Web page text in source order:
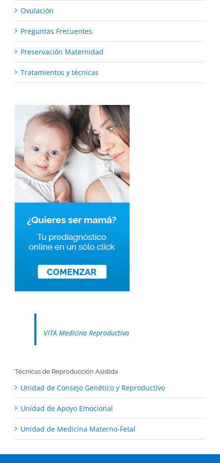
Ovulación
Preguntas Frecuentes
Preservación Maternidad
Tratamientos y técnicas
VITA Medicina Reproductiva
Técnicas de Reproducción Asistida
Unidad de Consejo Genético y Reproductivo
Unidad de Apoyo Emocional
Unidad de Medicina Materno-Fetal